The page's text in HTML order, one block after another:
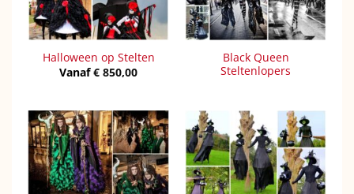
Halloween op Stelten
Vanaf€ 850,00
Black Queen
Steltenlopers